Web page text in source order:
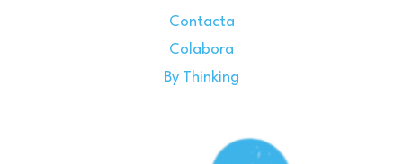
Contacta
Colabora
By Thinking